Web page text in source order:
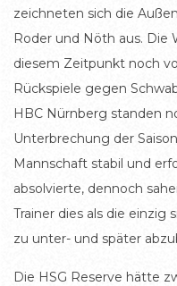
zeichneten sich die
Roder und Nöth aus. Die
diesem Zeitpunkt noch
Rückspiele gegen
HBC Nürnberg standen
Unterbrechung der
Mannschaft stabil und
absolvierte, dennoch
Trainer dies als die einzig
zu unter- und später
Die HSG Reserve hätte